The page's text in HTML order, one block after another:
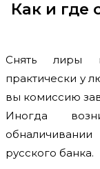
Как и где
Снять лиры
практически у
вы комиссию
Иногда
русского банка.